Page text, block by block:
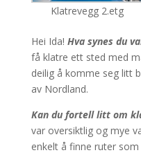
Klatrevegg 2.etg
Hei Ida! Hva synes du
få klatre ett sted med
deilig å komme seg litt
av Nordland.
Kan du fortell litt om
var oversiktlig og mye
enkelt å finne ruter